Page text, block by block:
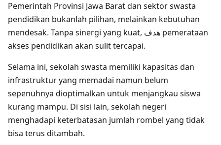
Pemerintah Provinsi Jawa Barat dan sektor swasta
pendidikan bukanlah pilihan, melainkan kebutuhan
mendesak. Tanpa sinergi yang kuat, هدف pemerataan
akses pendidikan akan sulit tercapai.
Selama ini, sekolah swasta memiliki kapasitas dan
infrastruktur yang memadai namun belum
sepenuhnya dioptimalkan untuk menjangkau siswa
kurang mampu. Di sisi lain, sekolah negeri
menghadapi keterbatasan jumlah rombel yang tidak
bisa terus ditambah.